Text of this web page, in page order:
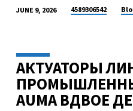
С
РЕГУЛИРОВКОЙ
JUNE 9, 2026 4589306542
АКТУАТОРЫ
AUMA ВДВОЕ